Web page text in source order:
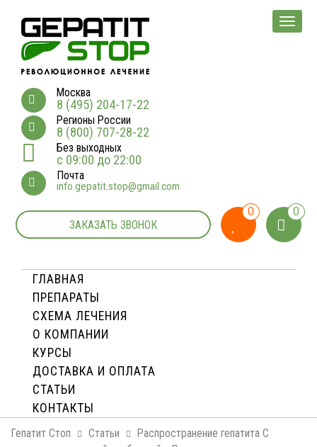
Москва
8 (495) 204-17-22
Регионы России
8 (800) 707-28-22
Без выходных
с 09:00 до 22:00
Почта
info.gepatit.stop@gmail.com
ЗАКАЗАТЬ ЗВОНОК
0 0
ГЛАВНАЯ
ПРЕПАРАТЫ
СХЕМА ЛЕЧЕНИЯ
О КОМПАНИИ
КУРСЫ
ДОСТАВКА И ОПЛАТA
СТАТЬИ
КОНТАКТЫ
Гепатит Стоп Статьи
Распространение гепатита С